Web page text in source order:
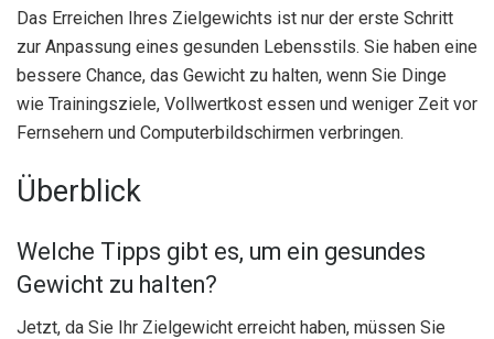
Das Erreichen Ihres Zielgewichts ist nur der erste Schritt
zur Anpassung eines gesunden Lebensstils. Sie haben eine
bessere Chance, das Gewicht zu halten, wenn Sie Dinge
wie Trainingsziele, Vollwertkost essen und weniger Zeit vor
Fernsehern und Computerbildschirmen verbringen.
Überblick
Welche Tipps gibt es, um ein gesundes
Gewicht zu halten?
Jetzt, da Sie Ihr Zielgewicht erreicht haben, müssen Sie